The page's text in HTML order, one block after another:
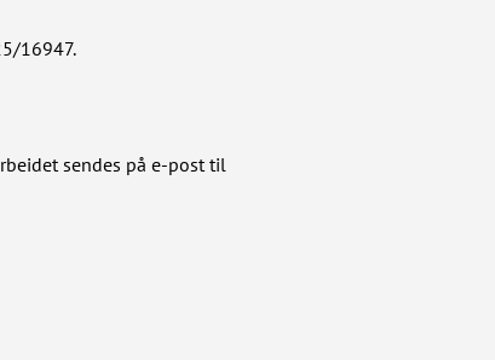
16947.
sendes på e-post til